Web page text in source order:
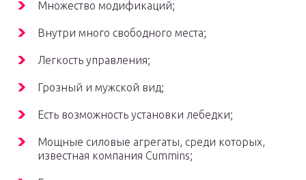
Множество модификаций;
Внутри много свободного места;
Легкость управления;
Грозный и мужской вид;
Есть возможность установки лебедки;
Мощные силовые агрегаты, среди которых,
известная компания Cummins;